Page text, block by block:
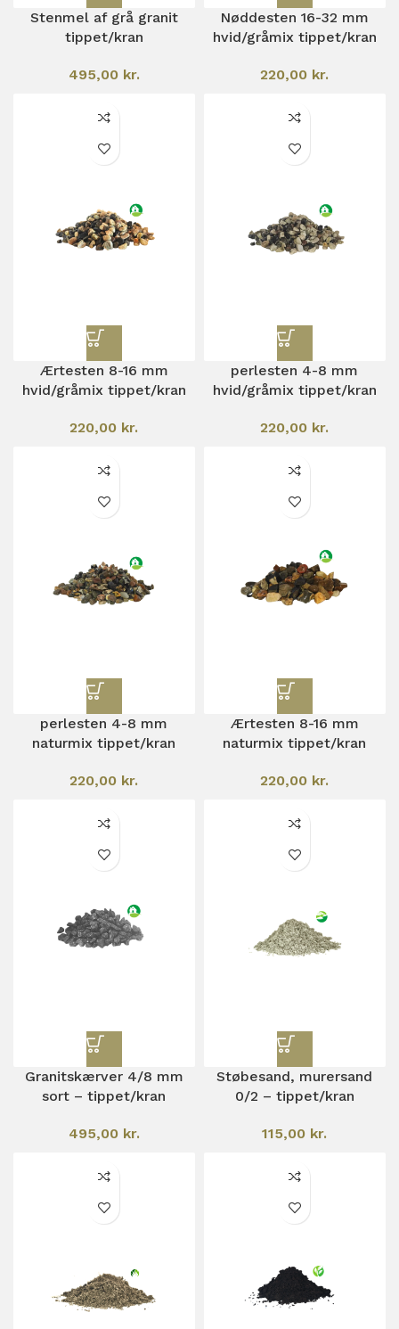
Stenmel af grå granit
tippet/kran
495,00 kr.
Nøddesten 16-32 mm
hvid/gråmix tippet/kran
220,00 kr.
Ærtesten 8-16 mm
hvid/gråmix tippet/kran
220,00 kr.
perlesten 4-8 mm
hvid/gråmix tippet/kran
220,00 kr.
perlesten 4-8 mm
naturmix tippet/kran
220,00 kr.
Ærtesten 8-16 mm
naturmix tippet/kran
220,00 kr.
Granitskærver 4/8 mm
sort – tippet/kran
495,00 kr.
Støbesand, murersand
0/2 – tippet/kran
115,00 kr.